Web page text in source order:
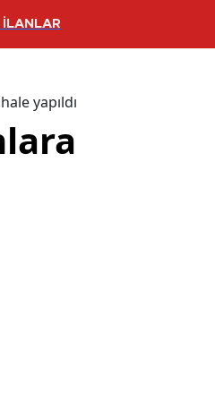
İLANLAR
yapıldı